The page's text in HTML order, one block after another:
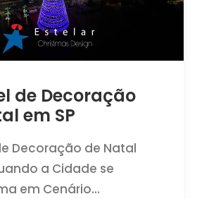
de Decoração
em SP
Decoração de Natal
a Cidade se
em Cenário…